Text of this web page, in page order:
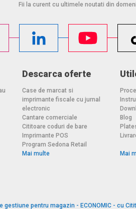
Fii la curent cu ultimele noutati din
Descarca oferte
Case de marcat si
imprimante fiscale cu jurnal
electronic
Cantare comerciale
Cititoare coduri de bare
Imprimante POS
Program Sedona Retail
Mai multe
Blog
Mai
gestiune pentru magazin - ECONOMIC - cu